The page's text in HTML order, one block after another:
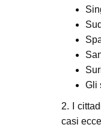
Gli
2. I
casi